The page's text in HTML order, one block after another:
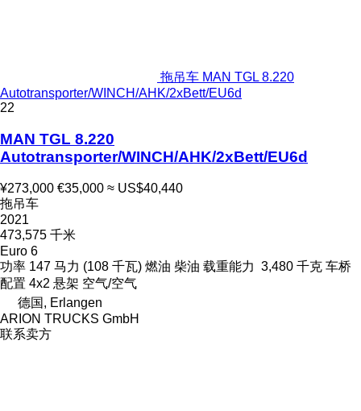
拖吊车 MAN TGL 8.220
Autotransporter/WINCH/AHK/2xBett/EU6d
22
MAN TGL 8.220
Autotransporter/WINCH/AHK/2xBett/EU6d
¥273,000 €35,000 ≈ US$40,440
拖吊车
2021
473,575 千米
Euro 6
功率 147 马力 (108 千瓦) 燃油 柴油 载重能力 3,480 千克 车桥
配置 4x2 悬架 空气/空气
德国, Erlangen
ARION TRUCKS GmbH
联系卖方